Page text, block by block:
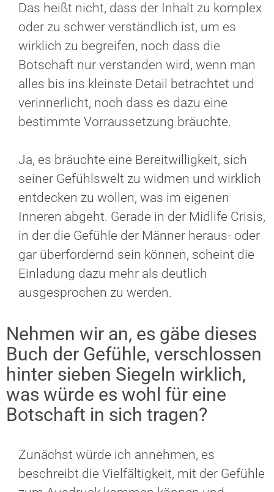
Das heißt nicht, dass der Inhalt zu komplex
oder zu schwer verständlich ist, um es
wirklich zu begreifen, noch dass die
Botschaft nur verstanden wird, wenn man
alles bis ins kleinste Detail betrachtet und
verinnerlicht, noch dass es dazu eine
bestimmte Vorraussetzung bräuchte.
Ja, es bräuchte eine Bereitwilligkeit, sich
seiner Gefühlswelt zu widmen und wirklich
entdecken zu wollen, was im eigenen
Inneren abgeht. Gerade in der Midlife Crisis,
in der die Gefühle der Männer heraus- oder
gar überfordernd sein können, scheint die
Einladung dazu mehr als deutlich
ausgesprochen zu werden.
Nehmen wir an, es gäbe dieses
Buch der Gefühle, verschlossen
hinter sieben Siegeln wirklich,
was würde es wohl für eine
Botschaft in sich tragen?
Zunächst würde ich annehmen, es
beschreibt die Vielfältigkeit, mit der Gefühle